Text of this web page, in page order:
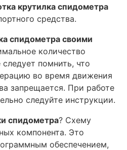
крутилка спидометра
средства.
спидометра своими
количество
помнить, что
во время движения
запрещается. При работе
следуйте инструкции.
спидометра? Схему
компонента. Это
обеспечением,